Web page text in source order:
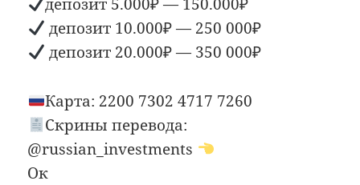
депозит 5.000₽ — 150.000₽
депозит 10.000₽ — 250 000₽
депозит 20.000₽ — 350 000₽
Карта: 2200 7302 4717 7260
Скрины перевода:
@russian_investments
Ок